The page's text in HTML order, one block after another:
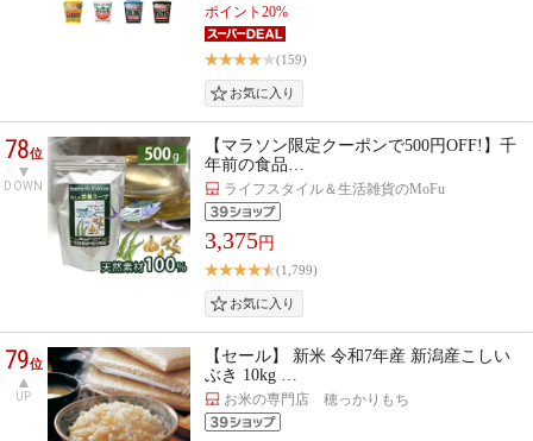
ポイント20%
(159)
78位
DOWN
【マラソン限定クーポンで500円OFF!】千
年前の食品…
ライフスタイル＆生活雑貨のMoFu
3,375円
(1,799)
79位
UP
【セール】 新米 令和7年産 新潟産こしい
ぶき 10kg …
お米の専門店 穂っかりもち